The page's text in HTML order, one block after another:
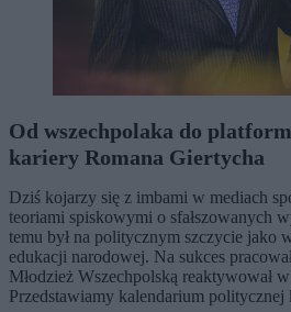
Od wszechpolaka do
kariery Romana Giertycha
Dziś kojarzy się z imbami w mediach
teoriami spiskowymi o sfałszowanych
temu był na politycznym szczycie jako
edukacji narodowej. Na sukces
Młodzież Wszechpolską reaktywował
Przedstawiamy kalendarium